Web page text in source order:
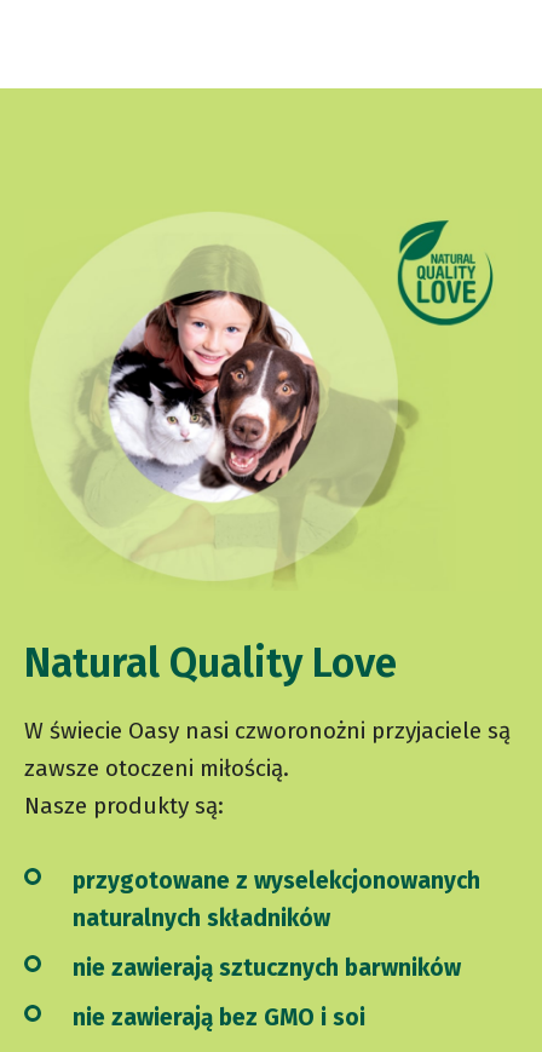
Natural Quality Love
W świecie Oasy nasi czworonożni przyjaciele są
zawsze otoczeni miłością.
Nasze produkty są:
przygotowane z wyselekcjonowanych
naturalnych składników
nie zawierają sztucznych barwników
nie zawierają bez GMO i soi